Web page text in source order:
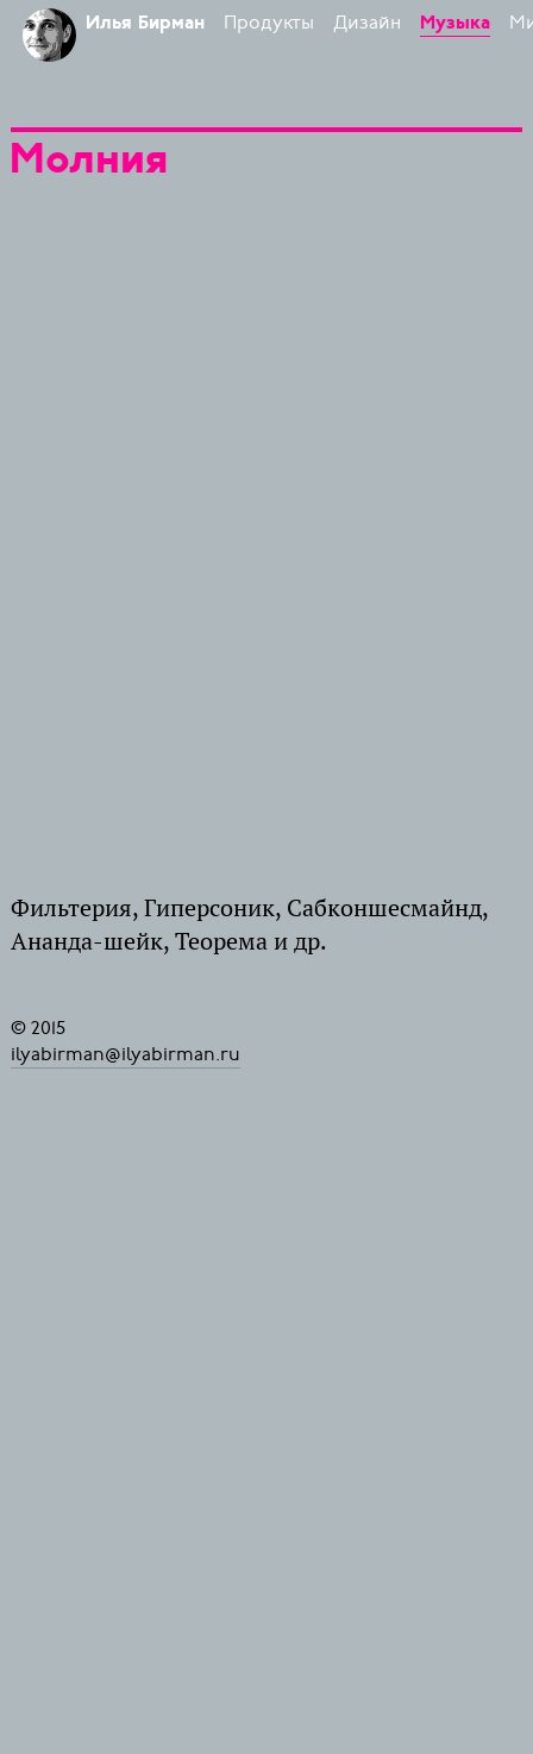
Илья Бирман Продукты Дизайн Музыка
Молния
Фильтерия, Гиперсоник, Сабконшесмайнд,
Ананда-шейк, Теорема и др.
© 2015
ilyabirman@ilyabirman.ru